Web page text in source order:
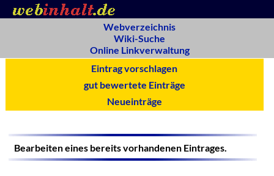
Webverzeichnis
Wiki-Suche
Online Linkverwaltung
Eintrag vorschlagen
gut bewertete Einträge
Neueinträge
Bearbeiten eines bereits vorhandenen Eintrages.